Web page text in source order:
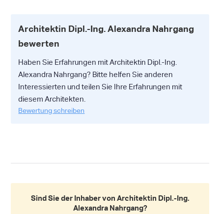
Architektin Dipl.-Ing. Alexandra Nahrgang
bewerten
Haben Sie Erfahrungen mit Architektin Dipl.-Ing.
Alexandra Nahrgang? Bitte helfen Sie anderen
Interessierten und teilen Sie Ihre Erfahrungen mit
diesem Architekten.
Bewertung schreiben
Sind Sie der Inhaber von Architektin Dipl.-Ing.
Alexandra Nahrgang?